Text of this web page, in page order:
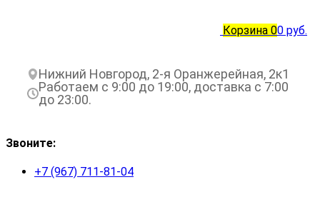
Корзина 00 руб.
Нижний Новгород, 2-я Оранжерейная, 2к1
Работаем с 9:00 до 19:00, доставка с 7:00
до 23:00.
Звоните:
+7 (967) 711-81-04